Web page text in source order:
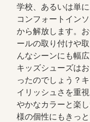
学校、あるいは単
コンフォートイン
から解放します。
ールの取り付けや
んなシーンにも幅
キッズシューズは
ったのでしょう？
イリッシュさを重
やかなカラーと楽
様の個性にもきっ